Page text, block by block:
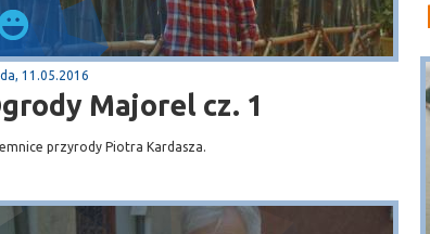
11.05.2016
Majorel cz. 1
przyrody Piotra Kardasza.